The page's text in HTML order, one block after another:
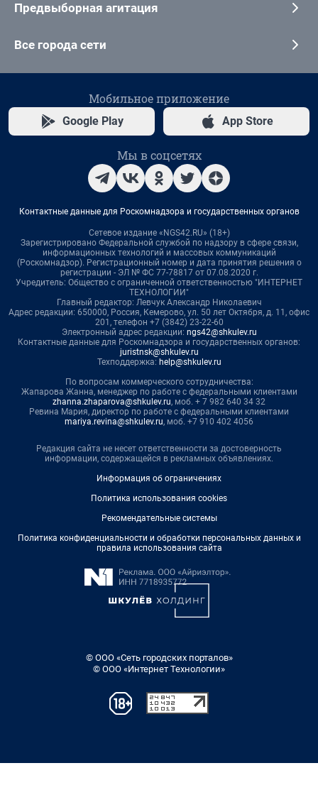
Предвыборная агитация
Все города сети
Мобильное приложение
Google Play App Store
Мы в соцсетях
Контактные данные для Роскомнадзора и государственных органов
Сетевое издание «NGS42.RU» (18+)
Зарегистрировано Федеральной службой по надзору в сфере связи,
информационных технологий и массовых коммуникаций
(Роскомнадзор). Регистрационный номер и дата принятия решения о
регистрации - ЭЛ № ФС 77-78817 от 07.08.2020 г.
Учредитель: Общество с ограниченной ответственностью "ИНТЕРНЕТ
ТЕХНОЛОГИИ"
Главный редактор: Левчук Александр Николаевич
Адрес редакции: 650000, Россия, Кемерово, ул. 50 лет Октября, д. 11, офис
201, телефон +7 (3842) 23-22-60
Электронный адрес редакции: ngs42@shkulev.ru
Контактные данные для Роскомнадзора и государственных органов:
juristnsk@shkulev.ru
Техподдержка: help@shkulev.ru
По вопросам коммерческого сотрудничества:
Жапарова Жанна, менеджер по работе с федеральными клиентами
zhanna.zhaparova@shkulev.ru, моб. + 7 982 640 34 32
Ревина Мария, директор по работе с федеральными клиентами
mariya.revina@shkulev.ru, моб. +7 910 402 4056
Редакция сайта не несет ответственности за достоверность
информации, содержащейся в рекламных объявлениях.
Информация об ограничениях
Политика использования cookies
Рекомендательные системы
Политика конфиденциальности и обработки персональных данных и
правила использования сайта
© ООО «Сеть городских порталов»
© ООО «Интернет Технологии»